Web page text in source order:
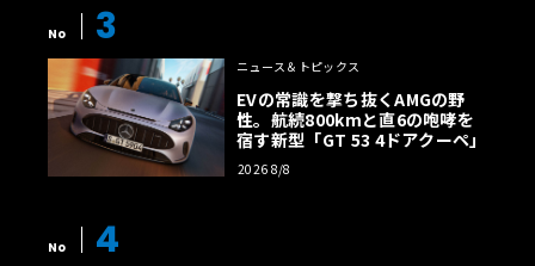
No 3
ニュース＆トピックス
EVの常識を撃ち抜くAMGの野
性。航続800kmと直6の咆哮を
宿す新型「GT 53 4ドアクーペ」
2026 8/8
No 4